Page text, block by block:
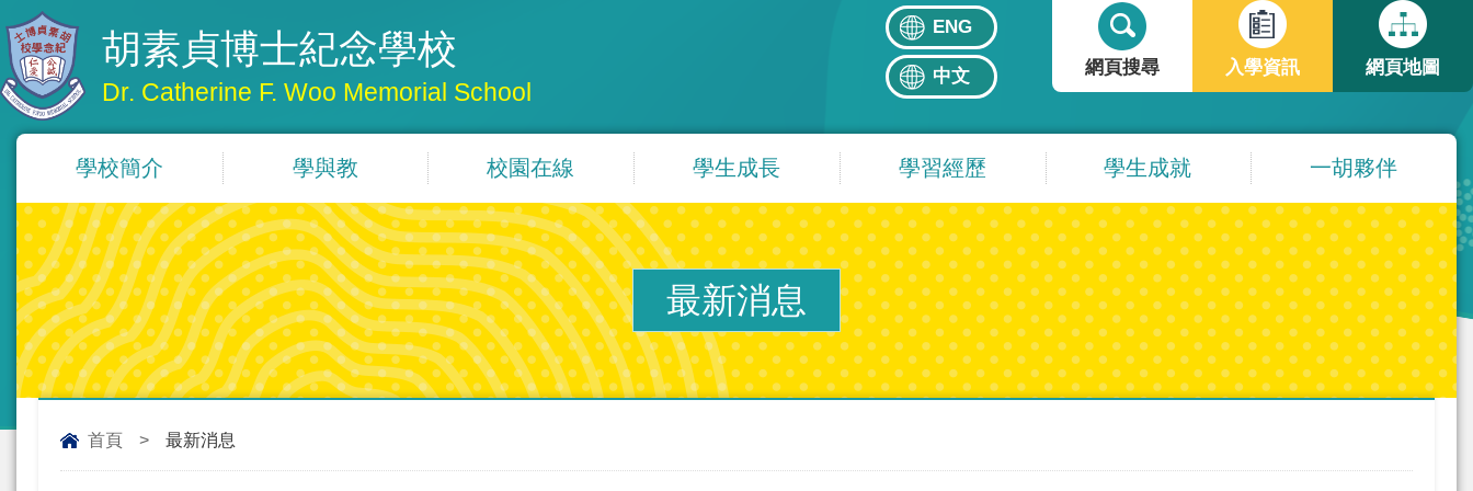
胡素貞博士紀念學校
Dr. Catherine F. Woo Memorial School
ENG
中文
搜
尋
表
單
網頁搜尋
入學資訊 網頁地圖
學校簡介 學與教 校園在線 學生成長 學習經歷 學生成就 一胡夥伴
最新消息
首頁 > 最新消息